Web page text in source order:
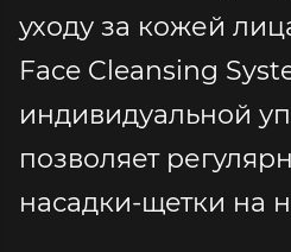
уходу за кожей
Face Cleansing
индивидуальной
позволяет
насадки-щетки на